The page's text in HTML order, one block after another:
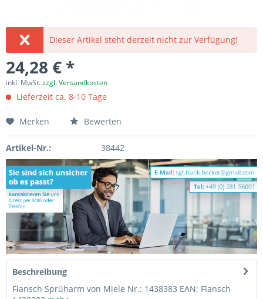
Dieser Artikel steht derzeit nicht zur Verfügung!
24,28 € *
inkl. MwSt.zzgl. Versandkosten
Lieferzeit ca. 8-10 Tage
Merken Bewerten
Artikel-Nr.: 38442
Beschreibung
Flansch Sprüharm von Miele Nr.: 1438383 EAN: Flansch